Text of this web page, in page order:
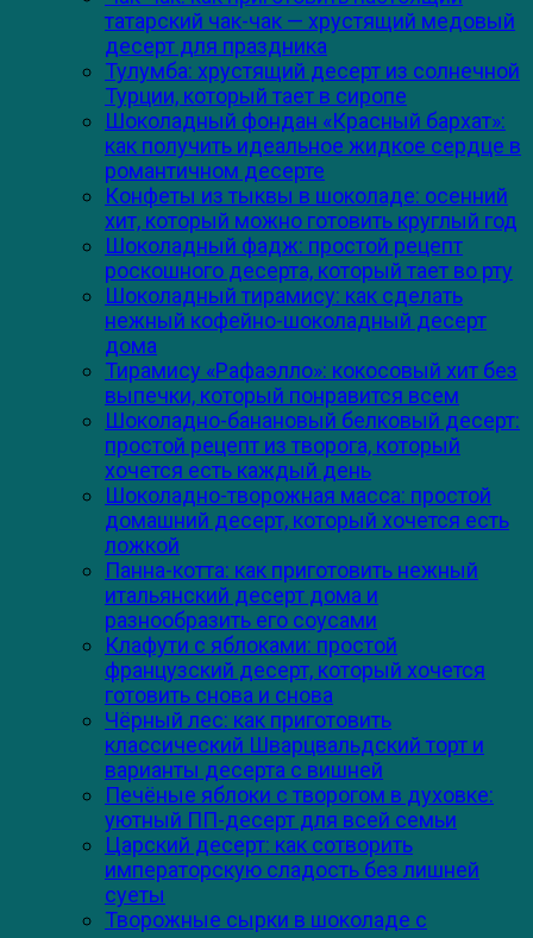
татарский чак-чак — хрустящий медовый
десерт для праздника
Тулумба: хрустящий десерт из солнечной
Турции, который тает в сиропе
Шоколадный фондан «Красный бархат»:
как получить идеальное жидкое сердце в
романтичном десерте
Конфеты из тыквы в шоколаде: осенний
хит, который можно готовить круглый год
Шоколадный фадж: простой рецепт
роскошного десерта, который тает во рту
Шоколадный тирамису: как сделать
нежный кофейно-шоколадный десерт
дома
Тирамису «Рафаэлло»: кокосовый хит без
выпечки, который понравится всем
Шоколадно-банановый белковый десерт:
простой рецепт из творога, который
хочется есть каждый день
Шоколадно-творожная масса: простой
домашний десерт, который хочется есть
ложкой
Панна-котта: как приготовить нежный
итальянский десерт дома и
разнообразить его соусами
Клафути с яблоками: простой
французский десерт, который хочется
готовить снова и снова
Чёрный лес: как приготовить
классический Шварцвальдский торт и
варианты десерта с вишней
Печёные яблоки с творогом в духовке:
уютный ПП-десерт для всей семьи
Царский десерт: как сотворить
императорскую сладость без лишней
суеты
Творожные сырки в шоколаде с